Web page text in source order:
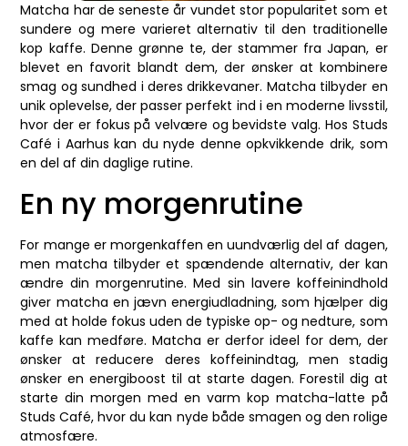
Matcha har de seneste år vundet stor popularitet som et
sundere og mere varieret alternativ til den traditionelle
kop kaffe. Denne grønne te, der stammer fra Japan, er
blevet en favorit blandt dem, der ønsker at kombinere
smag og sundhed i deres drikkevaner. Matcha tilbyder en
unik oplevelse, der passer perfekt ind i en moderne livsstil,
hvor der er fokus på velvære og bevidste valg. Hos Studs
Café i Aarhus kan du nyde denne opkvikkende drik, som
en del af din daglige rutine.
En ny morgenrutine
For mange er morgenkaffen en uundværlig del af dagen,
men matcha tilbyder et spændende alternativ, der kan
ændre din morgenrutine. Med sin lavere koffeinindhold
giver matcha en jævn energiudladning, som hjælper dig
med at holde fokus uden de typiske op- og nedture, som
kaffe kan medføre. Matcha er derfor ideel for dem, der
ønsker at reducere deres koffeinindtag, men stadig
ønsker en energiboost til at starte dagen. Forestil dig at
starte din morgen med en varm kop matcha-latte på
Studs Café, hvor du kan nyde både smagen og den rolige
atmosfære.